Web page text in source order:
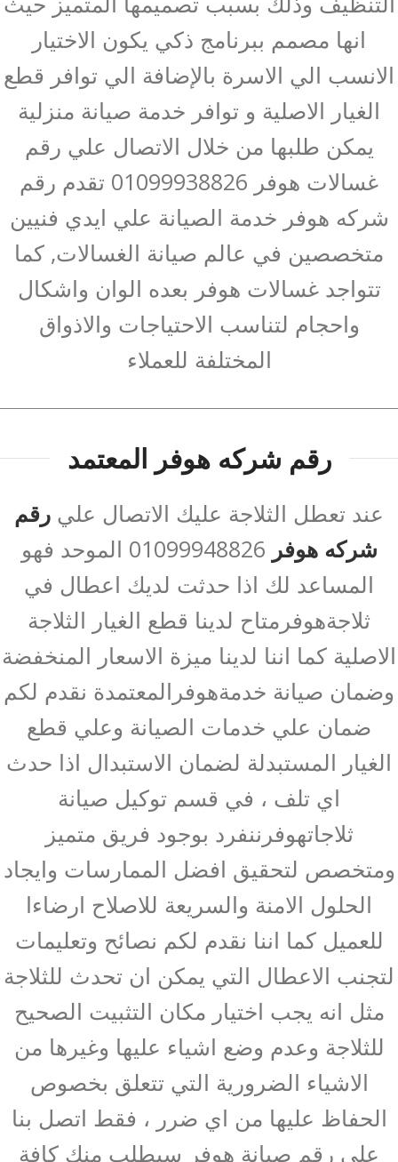
انها مصمم ببرنامج ذكي يكون الاختيار
الانسب الي الاسرة بالإضافة الي توافر قطع
الغيار الاصلية و توافر خدمة صيانة منزلية
يمكن طلبها من خلال الاتصال علي رقم
غسالات هوفر 01099938826 تقدم رقم
شركه هوفر خدمة الصيانة علي ايدي فنيين
متخصصين في عالم صيانة الغسالات, كما
تتواجد غسالات هوفر بعده الوان واشكال
واحجام لتناسب الاحتياجات والاذواق
المختلفة للعملاء
رقم شركه هوفر المعتمد
عند تعطل الثلاجة عليك الاتصال علي رقم
شركه هوفر
01099948826 الموحد فهو
المساعد لك اذا حدثت لديك اعطال في
ثلاجةهوفرمتاح لدينا قطع الغيار الثلاجة
الاصلية كما اننا لدينا ميزة الاسعار المنخفضة
وضمان صيانة خدمةهوفرالمعتمدة نقدم لكم
ضمان علي خدمات الصيانة وعلي قطع
الغيار المستبدلة لضمان الاستبدال اذا حدث
اي تلف ، في قسم توكيل صيانة
ثلاجاتهوفرننفرد بوجود فريق متميز
ومتخصص لتحقيق افضل الممارسات وايجاد
الحلول الامنة والسريعة للاصلاح ارضاءا
للعميل كما اننا نقدم لكم نصائح وتعليمات
لتجنب الاعطال التي يمكن ان تحدث للثلاجة
مثل انه يجب اختيار مكان التثبيت الصحيح
للثلاجة وعدم وضع اشياء عليها وغيرها من
الاشياء الضرورية التي تتعلق بخصوص
الحفاظ عليها من اي ضرر ، فقط اتصل بنا
علي رقم صيانة هوفر سيطلب منك كافة